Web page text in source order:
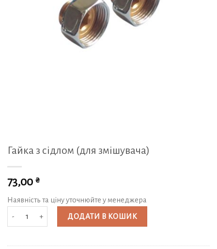
Гайка з сідлом (для змішувача)
73,00 ₴
Наявність та ціну уточнюйте у менеджера
Гайка з сідлом (для змішувача) кількість
ДОДАТИ В КОШИК